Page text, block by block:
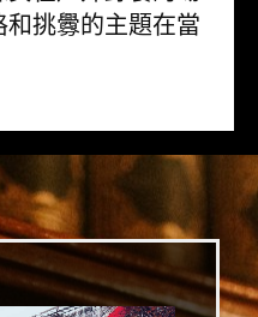
挑釁的主題在當